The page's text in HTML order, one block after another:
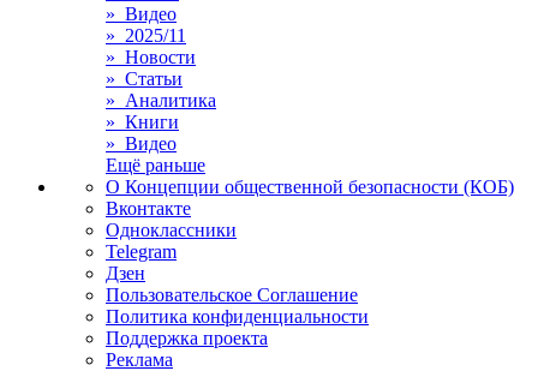
» Видео
» 2025/11
» Новости
» Статьи
» Аналитика
» Книги
» Видео
Ещё раньше
О Концепции общественной безопасности (КОБ)
Вконтакте
Одноклассники
Telegram
Дзен
Пользовательское Соглашение
Политика конфиденциальности
Поддержка проекта
Реклама